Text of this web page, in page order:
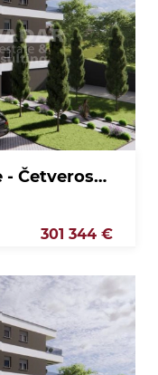
BEZ PROVIZIJE! Sesvete - Četverosobni stan, 2. kat - 94,17 m2
301 344 €